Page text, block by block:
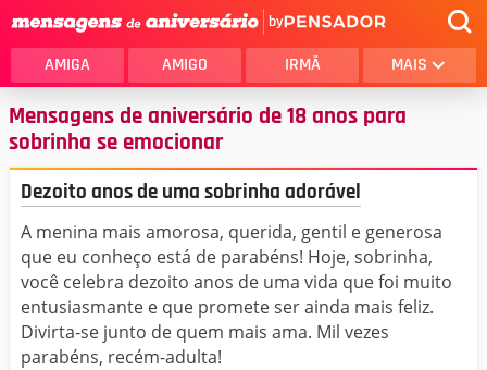
by
AMIGA AMIGO IRMÃ MAIS
Mensagens de aniversário de 18 anos para
sobrinha se emocionar
Dezoito anos de uma sobrinha adorável
A menina mais amorosa, querida, gentil e generosa
que eu conheço está de parabéns! Hoje, sobrinha,
você celebra dezoito anos de uma vida que foi muito
entusiasmante e que promete ser ainda mais feliz.
Divirta-se junto de quem mais ama. Mil vezes
parabéns, recém-adulta!